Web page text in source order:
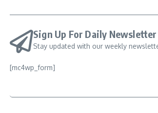
Sign Up For Daily Newsletter
Stay updated with our weekly
[mc4wp_form]